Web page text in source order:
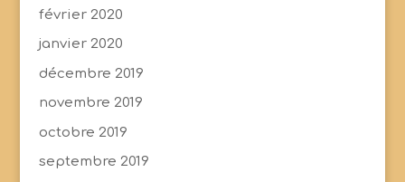
février 2020
janvier 2020
décembre 2019
novembre 2019
octobre 2019
septembre 2019